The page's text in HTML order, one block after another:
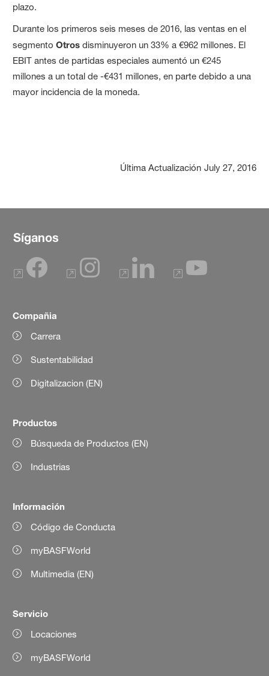
plazo.
Durante los primeros seis meses de 2016, las ventas en el
segmentoOtros disminuyeron un 33% a €962 millones. El
EBIT antes de partidas especiales aumentó un €245
millones a un total de -€431 millones, en parte debido a una
mayor incidencia de la moneda.
Última Actualización July 27, 2016
Síganos
Compañia
Carrera
Sustentabilidad
Digitalizacion (EN)
Productos
Búsqueda de Productos (EN)
Industrias
Información
Código de Conducta
myBASFWorld
Multimedia (EN)
Servicio
Locaciones
myBASFWorld